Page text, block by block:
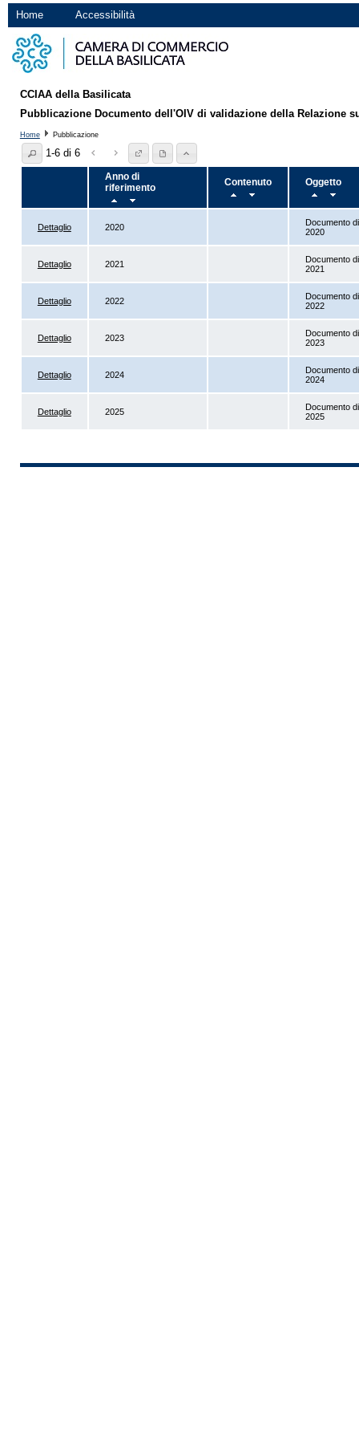
Home Accessibilità
CCIAA della Basilicata
Pubblicazione Documento dell'OIV di validazione della Relazione
Home Pubblicazione
1-6 di 6
Anno di
riferimento
Contenuto Oggetto
Dettaglio 2020
Documento
2020
Dettaglio 2021
Documento
2021
Dettaglio 2022
Documento
2022
Dettaglio 2023
Documento
2023
Dettaglio 2024
Documento
2024
Dettaglio 2025
Documento
2025